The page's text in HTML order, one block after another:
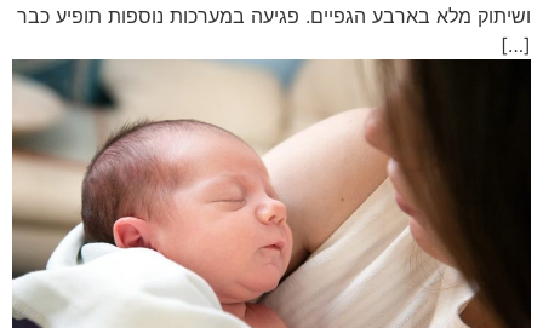
ושיתוק מלא בארבע הגפיים. פגיעה במערכות נוספות תופיע כבר
[…]